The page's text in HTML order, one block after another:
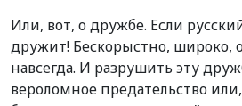
Или, вот, о дружбе. Если
дружит! Бескорыстно, широко,
навсегда. И разрушить эту
вероломное предательство